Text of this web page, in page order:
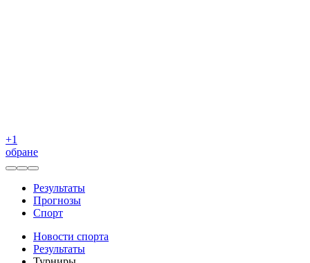
+1
обране
Результаты
Прогнозы
Спорт
Новости спорта
Результаты